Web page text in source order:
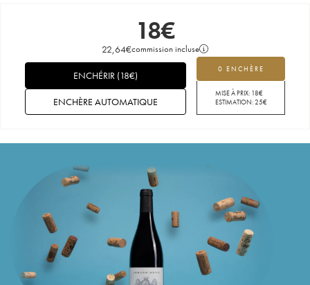
18€
22,64€commission incluse
0 ENCHÈRE
MISE À PRIX: 18€
ESTIMATION:25€
ENCHÉRIR (18€)
ENCHÈRE AUTOMATIQUE